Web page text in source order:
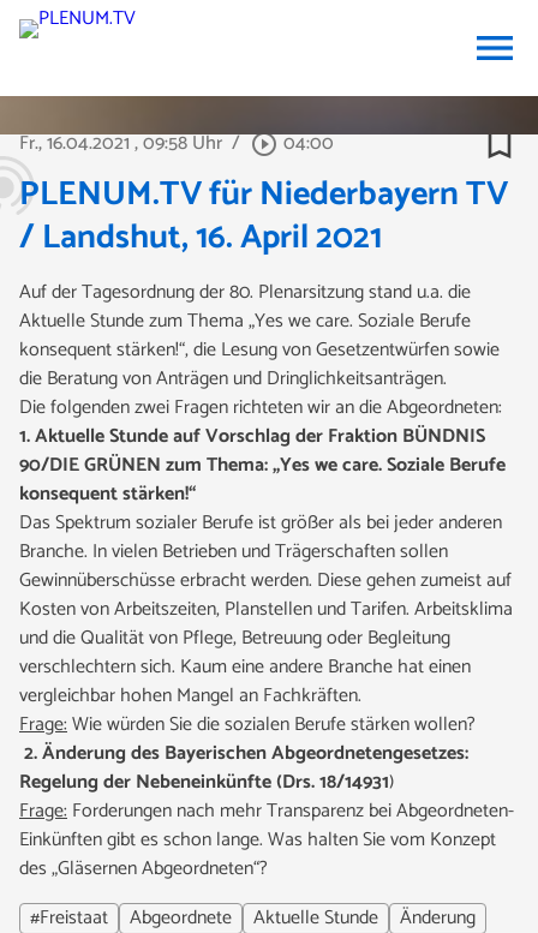
menu
Fr., 16.04.2021, 09:58 Uhr / play_circle_outline04:00 bookmark_border
PLENUM.TV für Niederbayern TV
/ Landshut, 16. April 2021
Auf der Tagesordnung der 80. Plenarsitzung stand u.a. die
Aktuelle Stunde zum Thema „Yes we care. Soziale Berufe
konsequent stärken!“, die Lesung von Gesetzentwürfen sowie
die Beratung von Anträgen und Dringlichkeitsanträgen.
Die folgenden zwei Fragenrichteten wir an die Abgeordneten:
1. Aktuelle Stunde auf Vorschlag der Fraktion BÜNDNIS
90/DIE GRÜNEN zum Thema: „Yes we care. Soziale Berufe
konsequent stärken!“
Das Spektrum sozialer Berufe ist größer als bei jeder anderen
Branche. In vielen Betrieben und Trägerschaften sollen
Gewinnüberschüsse erbracht werden. Diese gehen zumeist auf
Kosten von Arbeitszeiten, Planstellen und Tarifen. Arbeitsklima
und die Qualität von Pflege, Betreuung oder Begleitung
verschlechtern sich. Kaum eine andere Branche hat einen
vergleichbar hohen Mangel an Fachkräften.
Frage:Wie würden Sie die sozialen Berufe stärken wollen?
2. Änderung des Bayerischen Abgeordnetengesetzes:
Regelung der Nebeneinkünfte (Drs. 18/14931)
Frage:Forderungen nach mehr Transparenz bei Abgeordneten-
Einkünften gibt es schon lange. Was halten Sie vom Konzept
des „Gläsernen Abgeordneten“?
#Freistaat
Abgeordnete Aktuelle Stunde
Änderung